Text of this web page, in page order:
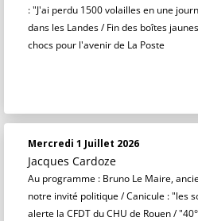
: "J'ai perdu 1500 volailles en une
dans les Landes / Fin des boîtes
chocs pour l'avenir de La Poste
Mercredi 1 Juillet 2026
Jacques Cardoze
Au programme : Bruno Le Maire,
notre invité politique / Canicule : "les
alerte la CFDT du CHU de Rouen /